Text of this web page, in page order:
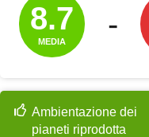
8.7
MEDIA
-
Ambientazione dei
pianeti riprodotta